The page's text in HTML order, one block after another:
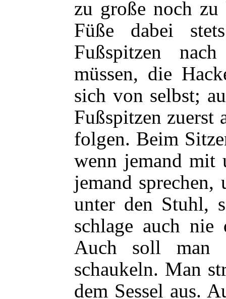
zu große noch
Füße dabei
Fußspitzen
müssen, die
sich von selbst;
Fußspitzen zuerst
folgen. Beim
wenn jemand mit
jemand
unter den Stuhl,
schlage auch nie
Auch soll man
schaukeln. Man
dem Sessel aus.